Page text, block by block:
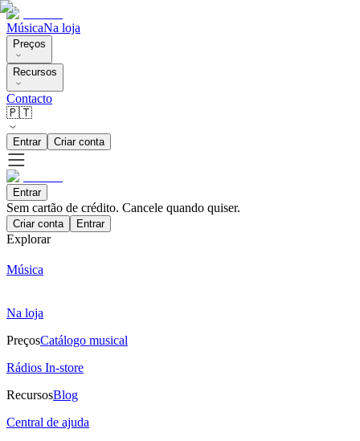
MúsicaNa loja
Preços
Recursos
Contacto
🇵🇹
Entrar Criar conta
Entrar
Sem cartão de crédito. Cancele quando quiser.
Criar conta Entrar
Explorar
Música
Na loja
PreçosCatálogo musical
Rádios In-store
RecursosBlog
Central de ajuda